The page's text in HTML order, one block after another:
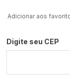
Digite seu CEP